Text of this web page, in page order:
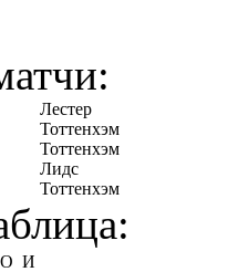
Лестер
Тоттенхэм
Тоттенхэм
Лидс
Тоттенхэм
О И